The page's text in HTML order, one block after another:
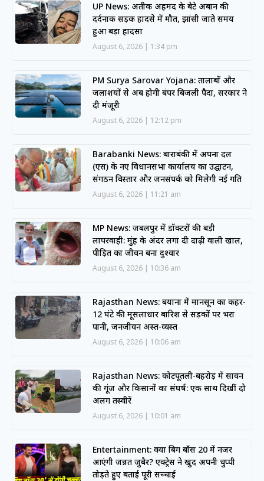
UP News: अतीक अहमद के बेटे अबान की
दर्दनाक सड़क हादसे में मौत, झांसी जाते समय
हुआ बड़ा हादसा
August 6, 2026 1:34 pm
PM Surya Sarovar Yojana: तालाबों और
जलाशयों से अब होगी बंपर बिजली पैदा, सरकार ने
दी मंजूरी
August 6, 2026 12:12 pm
Barabanki News: बाराबंकी में अपना दल
(एस) के नए विधानसभा कार्यालय का उद्घाटन,
संगठन विस्तार और जनसंपर्क को मिलेगी नई गति
August 6, 2026 11:21 am
MP News: जबलपुर में डॉक्टरों की बड़ी
लापरवाही: मुंह के अंदर लगा दी दाढ़ी वाली खाल,
पीड़ित का जीवन बना दुश्वार
August 6, 2026 10:36 am
Rajasthan News: बयाना में मानसून का कहर-
12 घंटे की मूसलाधार बारिश से सड़कों पर भरा
पानी, जनजीवन अस्त-व्यस्त
August 6, 2026 10:06 am
Rajasthan News: कोटपूतली-बहरोड़ में सावन
की गूंज और किसानों का संघर्ष: एक साथ दिखीं दो
अलग तस्वीरें
August 6, 2026 10:01 am
Entertainment: क्या बिग बॉस 20 में नजर
आएंगी जन्नत जुबैर? एक्ट्रेस ने खुद अपनी चुप्पी
तोड़ते हुए बताई पूरी सच्चाई